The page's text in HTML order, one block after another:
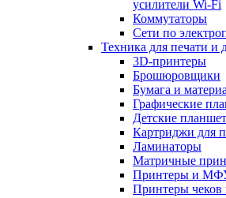
усилители Wi-Fi
Коммутаторы
Сети по
Техника для печати и
3D-принтеры
Брошюровщики
Бумага и
Графические
Детские
Картриджи для
Ламинаторы
Матричные
Принтеры и
Принтеры чеков